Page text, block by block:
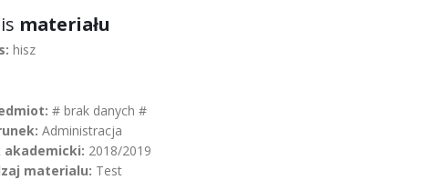
materiału
hisz
# brak danych #
Administracja
akademicki: 2018/2019
materialu: Test